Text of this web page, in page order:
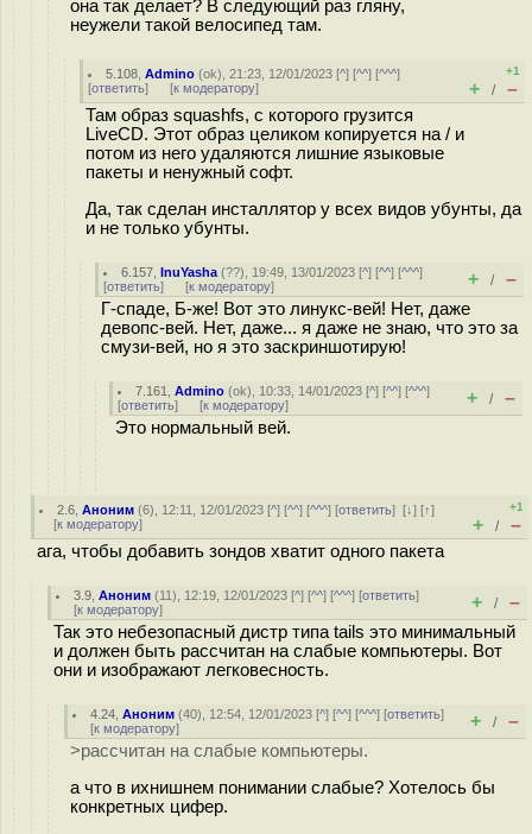
она так делает? В следующий раз гляну,
неужели такой велосипед там.
5.108 ,Admino (ok), 21:23, 12/01/2023 [^] [^^] [^^^]
[ответить] [к модератору]
+1
+ / –
Там образ squashfs, с которого грузится
LiveCD. Этот образ целиком копируется на / и
потом из него удаляются лишние языковые
пакеты и ненужный софт.
Да, так сделан инсталлятор у всех видов убунты, да
и не только убунты.
6.157 ,InuYasha (??), 19:49, 13/01/2023 [^] [^^] [^^^]
[ответить] [к модератору] + / –
Г-спаде, Б-же! Вот это линукс-вей! Нет, даже
девопс-вей. Нет, даже... я даже не знаю, что это за
смузи-вей, но я это заскриншотирую!
7.161 ,Admino (ok), 10:33, 14/01/2023 [^] [^^] [^^^]
[ответить] [к модератору] + / –
Это нормальный вей.
2.6 ,Аноним (6), 12:11, 12/01/2023 [^] [^^] [^^^] [ответить][↓] [↑]
[к модератору]
+1
+ / –
ага, чтобы добавить зондов хватит одного пакета
3.9 ,Аноним (11), 12:19, 12/01/2023 [^] [^^] [^^^] [ответить]
[к модератору] + / –
Так это небезопасный дистр типа tails это минимальный
и должен быть рассчитан на слабые компьютеры. Вот
они и изображают легковесность.
4.24 ,Аноним (40), 12:54, 12/01/2023 [^] [^^] [^^^] [ответить]
[к модератору] + / –
>рассчитан на слабые компьютеры.
а что в ихнишнем понимании слабые? Хотелось бы
конкретных цифер.